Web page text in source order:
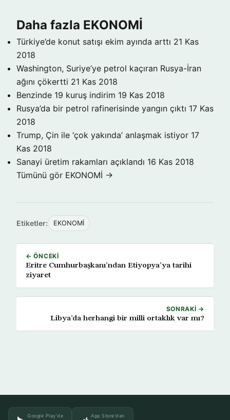
Daha fazla EKONOMİ
Türkiye’de konut satışı ekim ayında arttı 21 Kas
2018
Washington, Suriye’ye petrol kaçıran Rusya-İran
ağını çökertti 21 Kas 2018
Benzinde 19 kuruş indirim 19 Kas 2018
Rusya’da bir petrol rafinerisinde yangın çıktı 17 Kas
2018
Trump, Çin ile ‘çok yakında’ anlaşmak istiyor 17
Kas 2018
Sanayi üretim rakamları açıklandı 16 Kas 2018
Tümünü gör EKONOMİ →
Etiketler: EKONOMİ
← ÖNCEKI
Eritre Cumhurbaşkanı’ndan Etiyopya’ya tarihi
ziyaret
SONRAKI →
Libya’da herhangi bir milli ortaklık var mı?
Google Play'de App Store'dan